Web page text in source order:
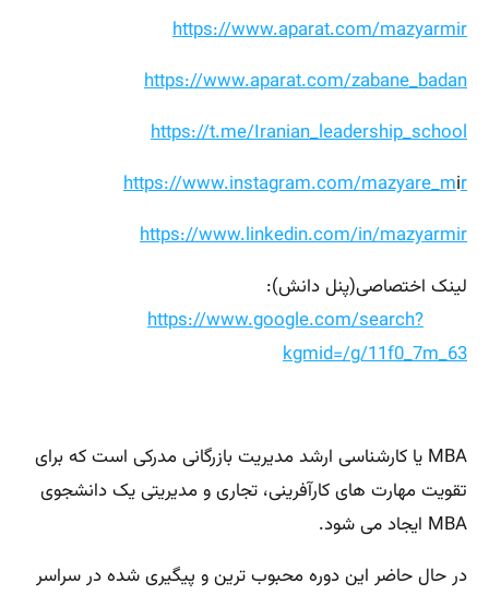
https://www.aparat.com/mazyarmir
https://www.aparat.com/zabane_badan
https://t.me/Iranian_leadership_school
https://www.instagram.com/mazyare_mir
https://www.linkedin.com/in/mazyarmir
لینک اختصاصی(پنل دانش):
https://www.google.com/search?
kgmid=/g/11f0_7m_63
MBA یا کارشناسی ارشد مدیریت بازرگانی مدرکی است که برای
تقویت مهارت های کارآفرینی، تجاری و مدیریتی یک دانشجوی
MBA ایجاد می شود.
در حال حاضر این دوره محبوب ترین و پیگیری شده در سراسر